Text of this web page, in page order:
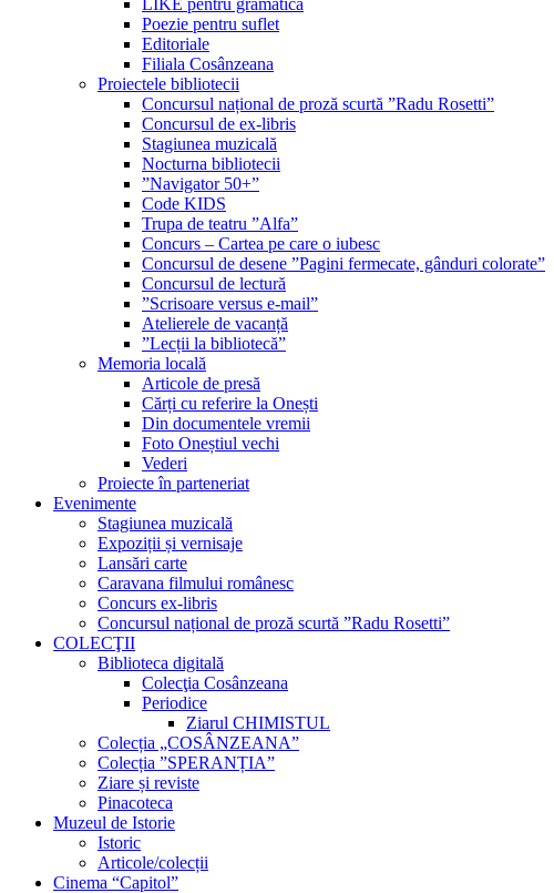
Poezie pentru suflet
Editoriale
Filiala Cosânzeana
Proiectele bibliotecii
Concursul național de proză scurtă ”Radu Rosetti”
Concursul de ex-libris
Stagiunea muzicală
Nocturna bibliotecii
”Navigator 50+”
Code KIDS
Trupa de teatru ”Alfa”
Concurs – Cartea pe care o iubesc
Concursul de desene ”Pagini fermecate, gânduri colorate”
Concursul de lectură
”Scrisoare versus e-mail”
Atelierele de vacanță
”Lecții la bibliotecă”
Memoria locală
Articole de presă
Cărți cu referire la Onești
Din documentele vremii
Foto Oneștiul vechi
Vederi
Proiecte în parteneriat
Evenimente
Stagiunea muzicală
Expoziții și vernisaje
Lansări carte
Caravana filmului românesc
Concurs ex-libris
Concursul național de proză scurtă ”Radu Rosetti”
COLECŢII
Biblioteca digitală
Colecţia Cosânzeana
Periodice
Ziarul CHIMISTUL
Colecția „COSÂNZEANA”
Colecția ”SPERANȚIA”
Ziare și reviste
Pinacoteca
Muzeul de Istorie
Istoric
Articole/colecții
Cinema “Capitol”